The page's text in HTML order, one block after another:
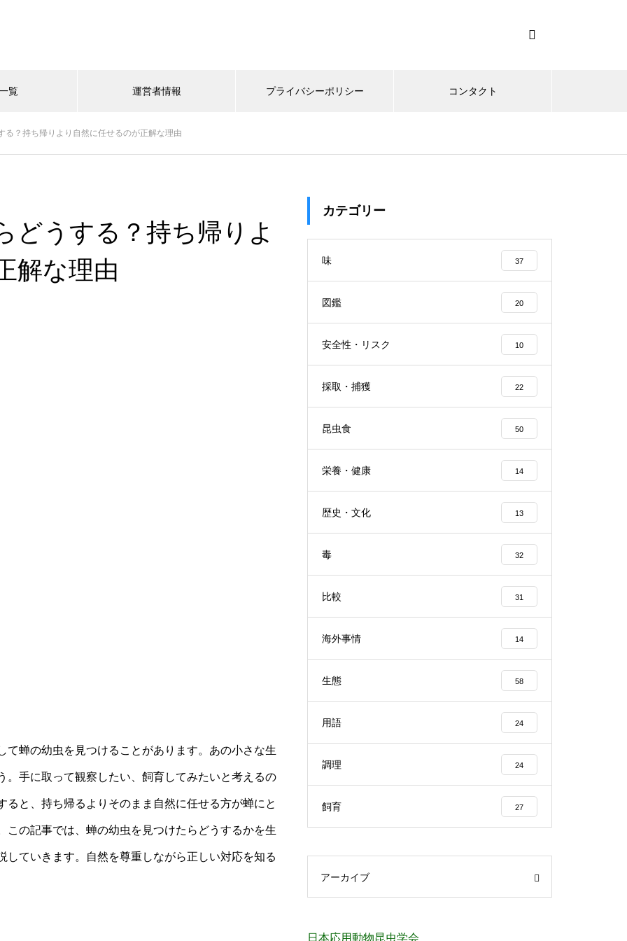
覧 運営者情報 プライバシーポリシー コンタクト
る？持ち帰りより自然に任せるのが正解な理由
どうする？持ち帰りよ
解な理由
蝉の幼虫を見つけることがあります。あの小さな生
。手に取って観察したい、飼育してみたいと考えるの
と、持ち帰るよりそのまま自然に任せる方が蝉にと
この記事では、蝉の幼虫を見つけたらどうするかを生
ていきます。自然を尊重しながら正しい対応を知る
カテゴリー
味 37
図鑑 20
安全性・リスク 10
採取・捕獲 22
昆虫食 50
栄養・健康 14
歴史・文化 13
毒 32
比較 31
海外事情 14
生態 58
用語 24
調理 24
飼育 27
アーカイブ
日本応用動物昆虫学会